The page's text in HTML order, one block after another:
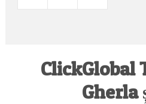
ClickGlobal
Gherla